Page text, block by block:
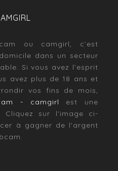
ou camgirl, c’est
dans un secteur
Si vous avez l’esprit
avez plus de 18 ans et
vos fins de mois,
- camgirl est une
Cliquez sur l'image ci-
à gagner de l'argent